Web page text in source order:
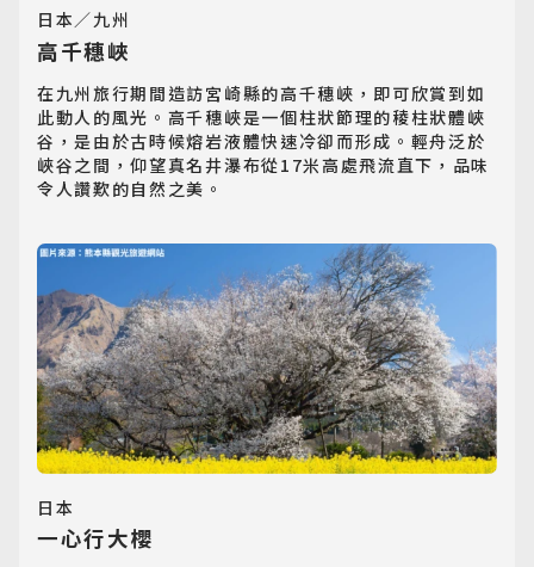
日本／九州
高千穗峽
在九州旅行期間造訪宮崎縣的高千穗峽，即可欣賞到如
此動人的風光。高千穗峽是一個柱狀節理的稜柱狀體峽
谷，是由於古時候熔岩液體快速冷卻而形成。輕舟泛於
峽谷之間，仰望真名井瀑布從17米高處飛流直下，品味
令人讚歎的自然之美。
日本
一心行大櫻